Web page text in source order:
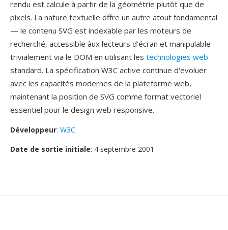
rendu est calcule à partir de la géométrie plutôt que de
pixels. La nature textuelle offre un autre atout fondamental
— le contenu SVG est indexable par les moteurs de
recherché, accessible àux lecteurs d'écran et manipulable
trivialement via le DOM en utilisant les technologies web
standard. La spécification W3C active continue d'evoluer
avec les capacités modernes de la plateforme web,
maintenant la position de SVG comme format vectoriel
essentiel pour le design web responsive.
Développeur: W3C
Date de sortie initiale: 4 septembre 2001